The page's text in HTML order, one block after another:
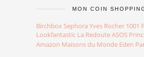
MON COIN
Birchbox Sephora Yves Rocher 1001
Lookfantastic La RedouteASOS
Amazon Maisons du Monde Eden